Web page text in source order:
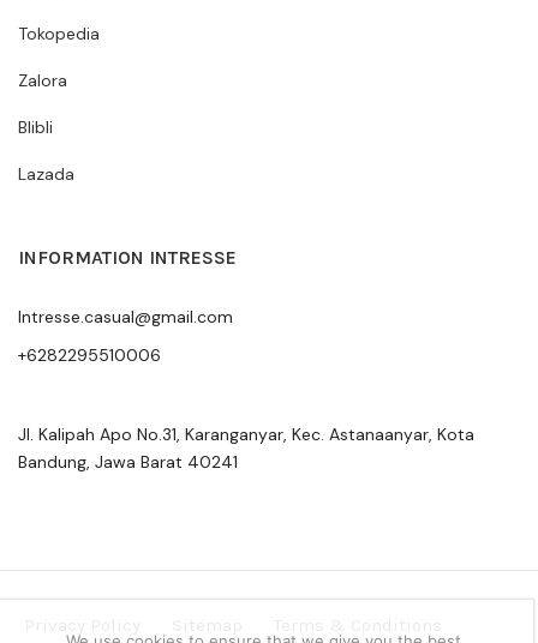
Tokopedia
Zalora
Blibli
Lazada
INFORMATION INTRESSE
Intresse.casual@gmail.com
+6282295510006
Jl. Kalipah Apo No.31, Karanganyar, Kec. Astanaanyar, Kota
Bandung, Jawa Barat 40241